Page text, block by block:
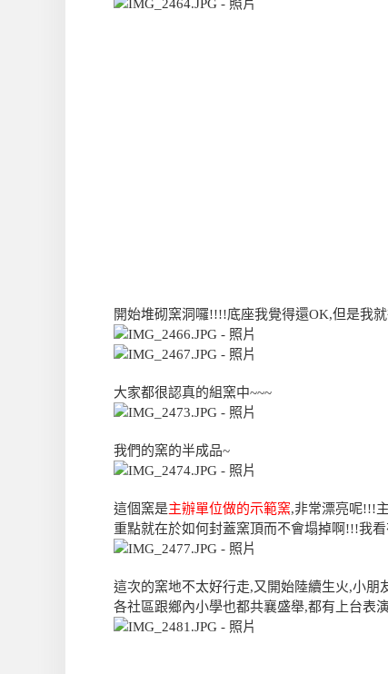
開始堆砌窯洞囉!!!!底座我覺得還OK,但是我
大家都很認真的組窯中~~~
我們的窯的半成品~
這個窯是主辦單位做的示範窯,非常漂亮呢!!!
重點就在於如何封蓋窯頂而不會塌掉啊!!!我
這次的窯地不太好行走,又開始陸續生火,小
各社區跟鄉內小學也都共襄盛舉,都有上台表